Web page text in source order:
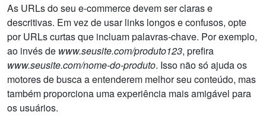
As URLs do seu e-commerce devem ser claras e
descritivas. Em vez de usar links longos e confusos, opte
por URLs curtas que incluam palavras-chave. Por exemplo,
ao invés de www.seusite.com/produto123, prefira
www.seusite.com/nome-do-produto. Isso não só ajuda os
motores de busca a entenderem melhor seu conteúdo, mas
também proporciona uma experiência mais amigável para
os usuários.